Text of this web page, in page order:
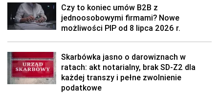
Czy to koniec umów B2B z
jednoosobowymi firmami? Nowe
możliwości PIP od 8 lipca 2026 r.
Skarbówka jasno o darowiznach w
ratach: akt notarialny, brak SD-Z2 dla
każdej transzy i pełne zwolnienie
podatkowe